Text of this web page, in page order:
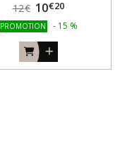
12€ 10€20
PROMOTION - 15 %